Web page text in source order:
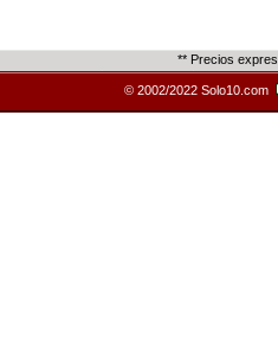
** Precios
© 2002/2022 Solo10.com